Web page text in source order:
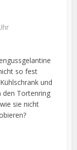
so fest
und
den Tortenring
sie nicht